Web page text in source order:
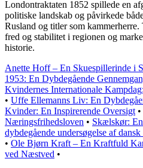
Londontraktaten 1852 spillede en
politiske landskab og påvirkede
Rusland og titler som kammerherre.
fred og stabilitet i regionen og
historie.
Anette Hoff – En Skuespillerinde i
1953: En Dybdegående
Kvindernes Internationale
• Uffe Ellemanns Liv: En
Kvinder: En Inspirerende Oversigt •
Næringsfrihedsloven • Skælskør:
dybdegående undersøgelse af
• Ole Bjørn Kraft – En Kraftfuld
ved Næstved •